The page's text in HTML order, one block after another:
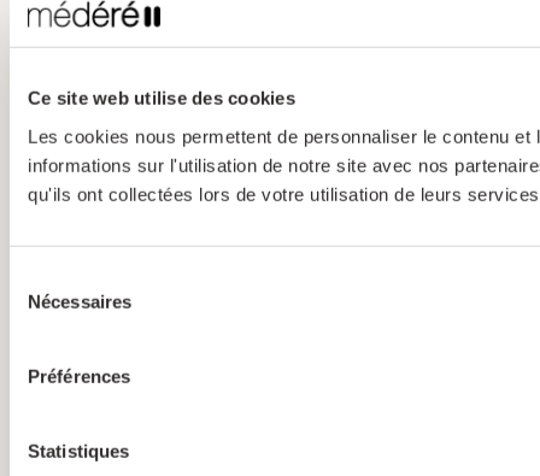
Ce site web utilise des cookies
Les cookies nous permettent de personnaliser le contenu
informations sur l'utilisation de notre site avec nos
qu'ils ont collectées lors de votre utilisation de leurs
Nécessaires
Préférences
Statistiques